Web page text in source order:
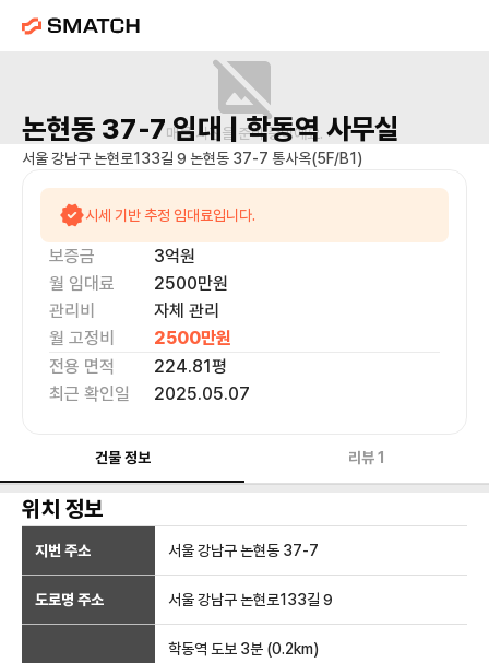
매물 사진을 준비 중이에요.
논현동 37-7임대 | 학동역사무실
서울 강남구 논현로133길 9 논현동 37-7 통사옥(5F/B1)
시세 기반 추정 임대료입니다.
보증금 3억원
월 임대료
2500만원
관리비
자체 관리
월 고정비
2500만원
전용 면적
224.81평
최근 확인일
2025.05.07
건물 정보 리뷰1
위치 정보
지번 주소 서울 강남구 논현동 37-7
도로명 주소 서울 강남구 논현로133길 9
학동역 도보 3분 (0.2km)